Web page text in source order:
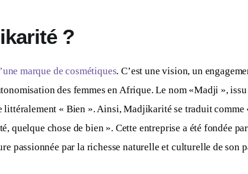
?
marque de cosmétiques. C’est une vision, un
des femmes en Afrique. Le nom «Madji »,
littéralement « Bien ». Ainsi, Madjikarité se traduit comme
quelque chose de bien ». Cette entreprise a été fondée par
passionnée par la richesse naturelle et culturelle de son